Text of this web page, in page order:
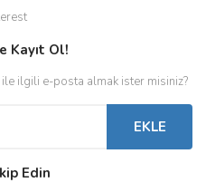
Kayıt Ol!
ile ilgili e-posta almak ister misiniz?
EKLE
Edin